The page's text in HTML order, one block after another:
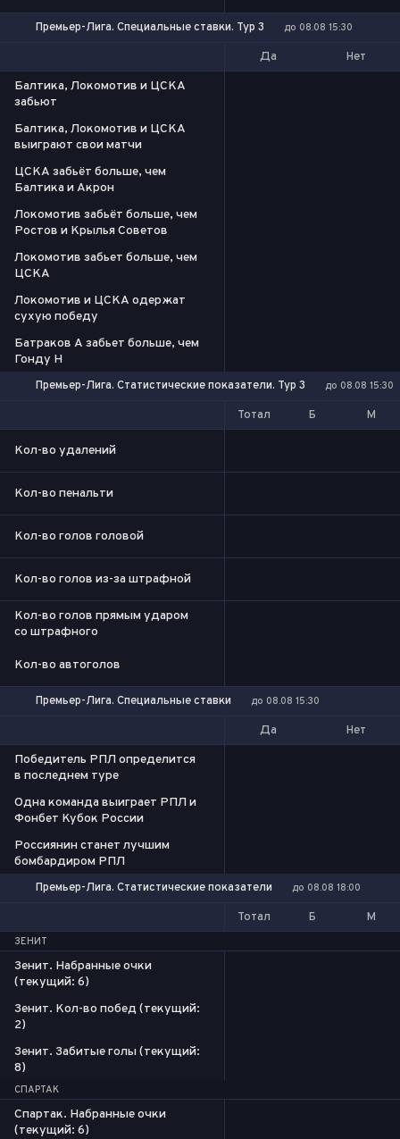
Премьер-Лига. Специальные ставки. Тур 3 до 08.08 15:30
Да Нет
Балтика, Локомотив и ЦСКА
забьют
Балтика, Локомотив и ЦСКА
выиграют свои матчи
ЦСКА забьёт больше, чем
Балтика и Акрон
Локомотив забьёт больше, чем
Ростов и Крылья Советов
Локомотив забьет больше, чем
ЦСКА
Локомотив и ЦСКА одержат
сухую победу
Батраков А забьет больше, чем
Гонду Н
Премьер-Лига. Статистические показатели. Тур 3 до 08.08 15:30
Тотал Б М
Кол-во удалений
Кол-во пенальти
Кол-во голов головой
Кол-во голов из-за штрафной
Кол-во голов прямым ударом
со штрафного
Кол-во автоголов
Премьер-Лига. Специальные ставки до 08.08 15:30
Да Нет
Победитель РПЛ определится
в последнем туре
Одна команда выиграет РПЛ и
Фонбет Кубок России
Россиянин станет лучшим
бомбардиром РПЛ
Премьер-Лига. Статистические показатели до 08.08 18:00
Тотал Б М
ЗЕНИТ
Зенит. Набранные очки
(текущий: 6)
Зенит. Кол-во побед (текущий:
2)
Зенит. Забитые голы (текущий:
8)
СПАРТАК
Спартак. Набранные очки
(текущий: 6)